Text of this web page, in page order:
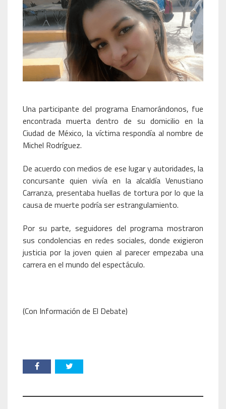
Una participante del programa Enamorándonos, fue
encontrada muerta dentro de su domicilio en la
Ciudad de México, la víctima respondía al nombre de
Michel Rodríguez.
De acuerdo con medios de ese lugar y autoridades, la
concursante quien vivía en la alcaldía Venustiano
Carranza, presentaba huellas de tortura por lo que la
causa de muerte podría ser estrangulamiento.
Por su parte, seguidores del programa mostraron
sus condolencias en redes sociales, donde exigieron
justicia por la joven quien al parecer empezaba una
carrera en el mundo del espectáculo.
(Con Información de El Debate)